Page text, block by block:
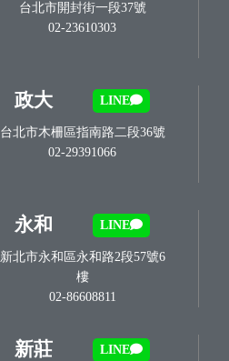
台北市開封街一段37號
02-23610303
政大 LINE
台北市木柵區指南路二段36號
02-29391066
永和 LINE
新北市永和區永和路2段57號6
樓
02-86608811
新莊 LINE